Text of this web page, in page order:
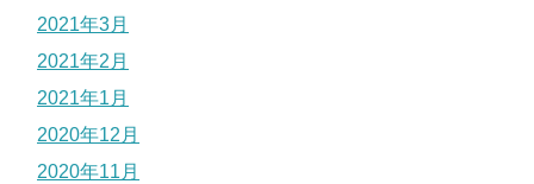
2021年3月
2021年2月
2021年1月
2020年12月
2020年11月